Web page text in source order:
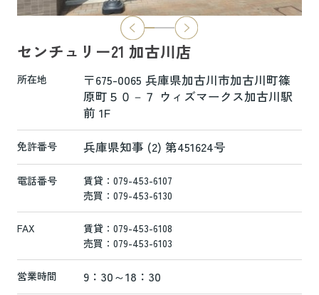
本日より新ホームページへ完全移行にな
新ホームページは検索も楽々♪スマホに
も対応済！
より見やすくなっております！
是非一度ご覧ください(^^♪
センチュリー21 加古川店
所在地
〒675-0065 兵庫県加古川市加古川町篠
原町５０－７ ウィズマークス加古川駅
前 1F
免許番号 兵庫県知事 (2) 第451624号
電話番号
賃貸：079-453-6107
売買：079-453-6130
FAX
賃貸：079-453-6108
売買：079-453-6103
営業時間 9：30～18：30